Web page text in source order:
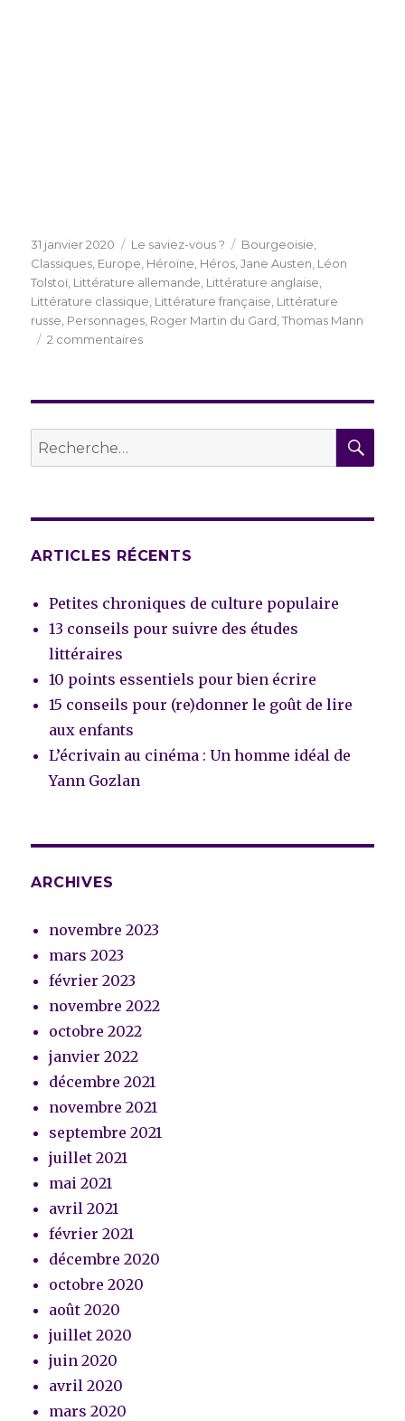
Publié
le
31 janvier 2020 Catégories
Le saviez-vous ? Étiquettes
Bourgeoisie
Classiques Europe Héroïne Héros ,Jane Austen Léon
Tolstoï Littérature allemande Littérature anglaise
Littérature classique Littérature française Littérature
russe Personnages Roger Martin du Gard ,Thomas Mann
2 commentairessur
la
classique
Recherche
pour :
ARTICLES RÉCENTS
Petites chroniques de culture populaire
13 conseils pour suivre des études
littéraires
10 points essentiels pour bien écrire
15 conseils pour (re)donner le goût de lire
aux enfants
L’écrivain au cinéma : Un homme idéal de
Yann Gozlan
ARCHIVES
novembre 2023
mars 2023
février 2023
novembre 2022
octobre 2022
janvier 2022
décembre 2021
novembre 2021
septembre 2021
juillet 2021
mai 2021
avril 2021
février 2021
décembre 2020
octobre 2020
août 2020
juillet 2020
juin 2020
avril 2020
mars 2020